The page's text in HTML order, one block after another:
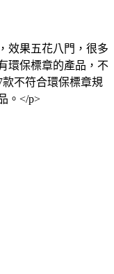
效果五花八門，很多
環保標章的產品，不
不符合環保標章規
。</p>